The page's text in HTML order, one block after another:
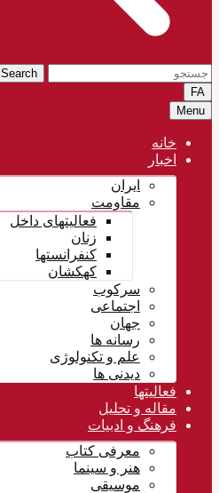
Search
FA
Menu
خانه
اخبار
ایران
مقاومت
فعالیتهای داخل
زنان
کنفرانستها
کهکشان
سرکوب
اجتماعی
جهان
رسانه ها
علم و تکنولوژی
دیدنی ها
فعالیتها
مقاله و تحلیل
فرهنگ و ادبیات
معرفی کتاب
هنر و سینما
موسیقی